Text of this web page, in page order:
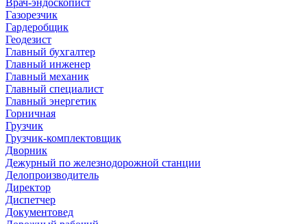
Газорезчик
Гардеробщик
Геодезист
Главный бухгалтер
Главный инженер
Главный механик
Главный специалист
Главный энергетик
Горничная
Грузчик
Грузчик-комплектовщик
Дворник
Дежурный по железнодорожной станции
Делопроизводитель
Директор
Диспетчер
Документовед